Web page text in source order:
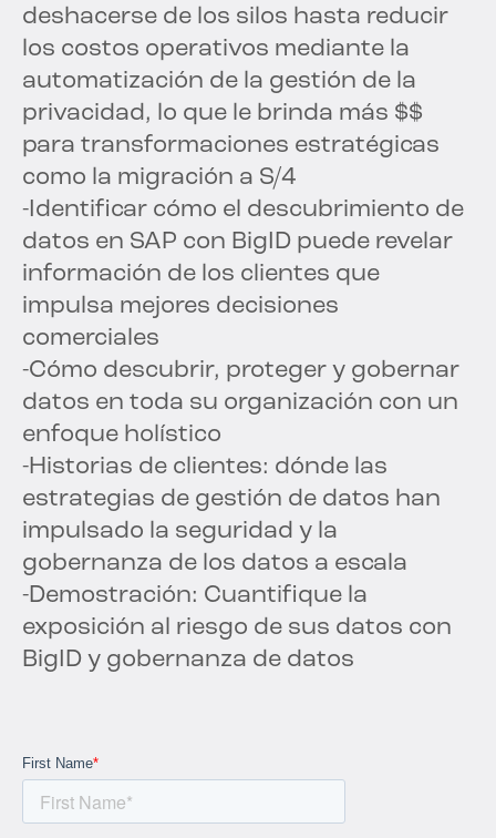
deshacerse de los silos hasta reducir
los costos operativos mediante la
automatización de la gestión de la
privacidad, lo que le brinda más $$
para transformaciones estratégicas
como la migración a S/4
-Identificar cómo el descubrimiento de
datos en SAP con BigID puede revelar
información de los clientes que
impulsa mejores decisiones
comerciales
-Cómo descubrir, proteger y gobernar
datos en toda su organización con un
enfoque holístico
-Historias de clientes: dónde las
estrategias de gestión de datos han
impulsado la seguridad y la
gobernanza de los datos a escala
-Demostración: Cuantifique la
exposición al riesgo de sus datos con
BigID y gobernanza de datos